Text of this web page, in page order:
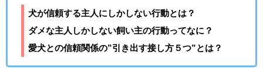
犬が信頼する主人にしかしない行動とは？
ダメな主人しかしない飼い主の行動ってなに？
愛犬との信頼関係の”引き出す接し方５つ”とは？